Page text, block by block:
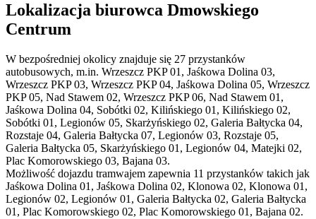
Lokalizacja biurowca Dmowskiego
Centrum
W bezpośredniej okolicy znajduje się 27 przystanków
autobusowych, m.in. Wrzeszcz PKP 01, Jaśkowa Dolina 03,
Wrzeszcz PKP 03, Wrzeszcz PKP 04, Jaśkowa Dolina 05, Wrzeszcz
PKP 05, Nad Stawem 02, Wrzeszcz PKP 06, Nad Stawem 01,
Jaśkowa Dolina 04, Sobótki 02, Kilińskiego 01, Kilińskiego 02,
Sobótki 01, Legionów 05, Skarżyńskiego 02, Galeria Bałtycka 04,
Rozstaje 04, Galeria Bałtycka 07, Legionów 03, Rozstaje 05,
Galeria Bałtycka 05, Skarżyńskiego 01, Legionów 04, Matejki 02,
Plac Komorowskiego 03, Bajana 03.
Możliwość dojazdu tramwajem zapewnia 11 przystanków takich jak
Jaśkowa Dolina 01, Jaśkowa Dolina 02, Klonowa 02, Klonowa 01,
Legionów 02, Legionów 01, Galeria Bałtycka 02, Galeria Bałtycka
01, Plac Komorowskiego 02, Plac Komorowskiego 01, Bajana 02.